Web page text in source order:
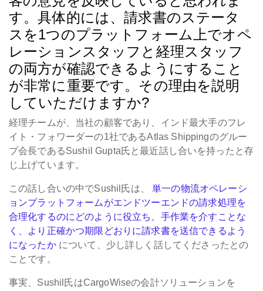
す。具体的には、請求書のステータ
スを1つのプラットフォーム上でオペ
レーションスタッフと経理スタッフ
の両方が確認できるようにすること
が非常に重要です。その理由を説明
していただけますか?
経理チームが、当社の顧客であり、インド最大手のフレ
イト・フォワーダーの1社であるAtlas Shippingのグルー
プ会長であるSushil Gupta氏と最近話し合いを持ったと存
じ上げています。
この話し合いの中でSushil氏は、
単一の物流オペレーシ
ョンプラットフォームがエンドツーエンドの請求処理を
合理化するのにどのように役立ち、手作業を介すことな
く、より正確かつ期限どおりに請求書を送信できるよう
になったか について、少し詳しく話してくださったとの
ことです。
事実、Sushil氏はCargoWiseの会計ソリューションを